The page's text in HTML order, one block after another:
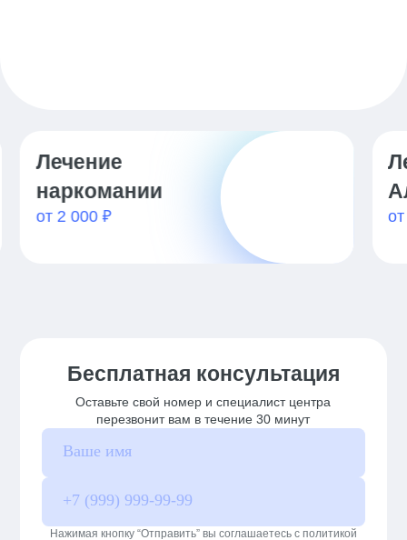
Лечение
Алкоголизма
от 2 000 ₽
Бесплатная консультация
Оставьте свой номер и специалист центра
перезвонит вам в течение 30 минут
Нажимая кнопку “Отправить” вы соглашаетесь с политикой